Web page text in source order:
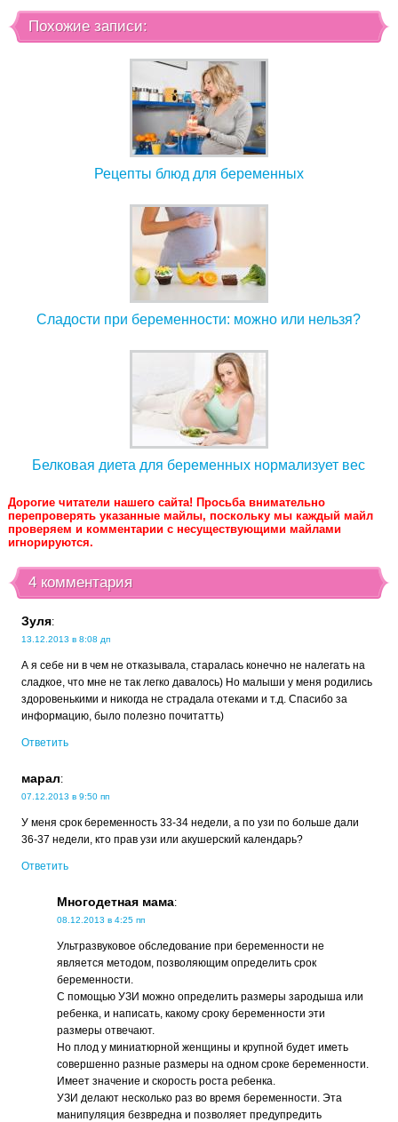
Похожие записи:
Рецепты блюд для беременных
Сладости при беременности: можно или нельзя?
Белковая диета для беременных нормализует вес
Дорогие читатели нашего сайта! Просьба внимательно
перепроверять указанные майлы, поскольку мы каждый майл
проверяем и комментарии с несуществующими майлами
игнорируются.
4 комментария
Зуля:
13.12.2013 в 8:08 дп
А я себе ни в чем не отказывала, старалась конечно не налегать на
сладкое, что мне не так легко давалось) Но малыши у меня родились
здоровенькими и никогда не страдала отеками и т.д. Спасибо за
информацию, было полезно почитатть)
Ответить
марал:
07.12.2013 в 9:50 пп
У меня срок беременность 33-34 недели, а по узи по больше дали
36-37 недели, кто прав узи или акушерский календарь?
Ответить
Многодетная мама:
08.12.2013 в 4:25 пп
Ультразвуковое обследование при беременности не
является методом, позволяющим определить срок
беременности.
С помощью УЗИ можно определить размеры зародыша или
ребенка, и написать, какому сроку беременности эти
размеры отвечают.
Но плод у миниатюрной женщины и крупной будет иметь
совершенно разные размеры на одном сроке беременности.
Имеет значение и скорость роста ребенка.
УЗИ делают несколько раз во время беременности. Эта
манипуляция безвредна и позволяет предупредить